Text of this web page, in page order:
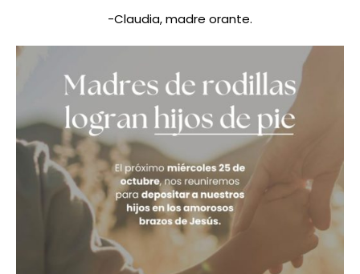
-Claudia, madre orante.